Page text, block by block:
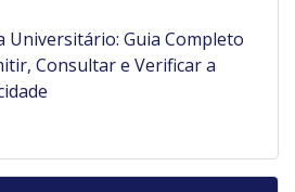
Universitário: Guia Completo
Consultar e Verificar a